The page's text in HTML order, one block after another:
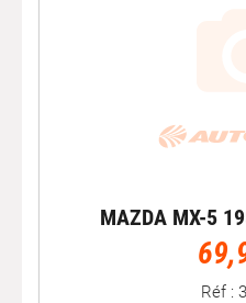
MAZDA MX-5
Réf :